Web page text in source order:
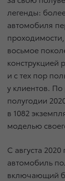
легенды:
автомобиля
восьмое
конструкцией
и с тех пор
у клиентов.
полугодии
в 1082
моделью
С августа
автомобиль
включающий